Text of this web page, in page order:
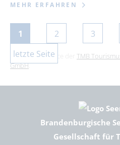
MEHR ERFAHREN
1 2 3
letzte Seite
Dies ist ein Service der TMB
GmbH.
Brandenburgische
Gesellschaft für